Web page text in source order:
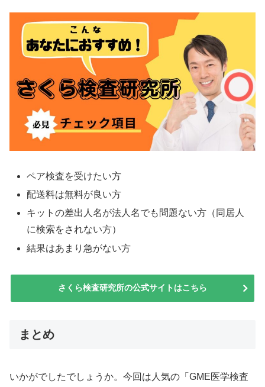
ペア検査を受けたい方
配送料は無料が良い方
キットの差出人名が法人名でも問題ない方（同居人
に検索をされない方）
結果はあまり急がない方
さくら検査研究所の公式サイトはこちら
まとめ
いかがでしたでしょうか。今回は人気の「GME医学検査